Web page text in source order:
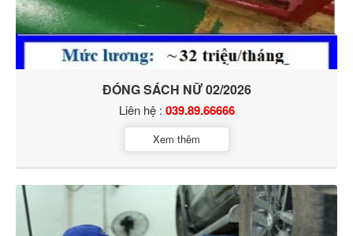
ĐÓNG SÁCH NỮ 02/2026
Liên hệ : 039.89.66666
Xem thêm